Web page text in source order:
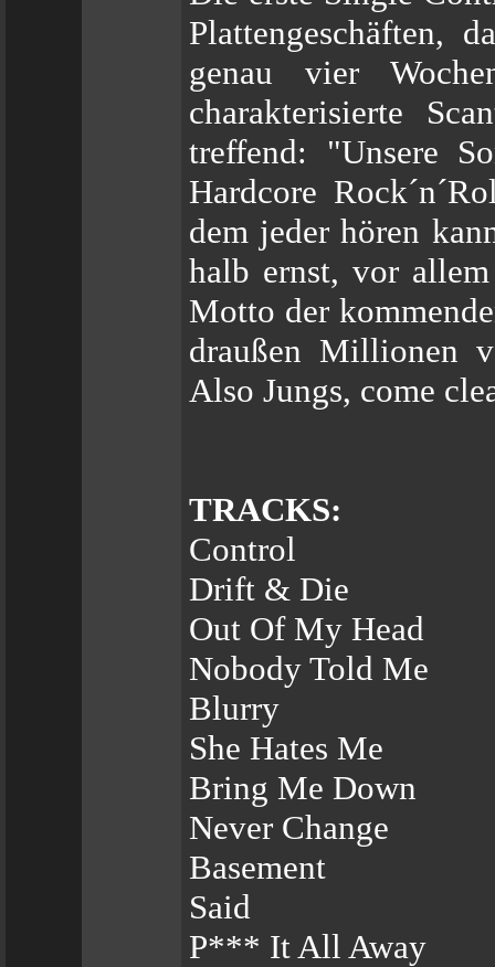
Plattengeschäften,
genau vier
charakterisierte
treffend: "Unsere
Hardcore
dem jeder hören
halb ernst, vor
Motto der
draußen Millionen
Also Jungs, come
TRACKS:
Control
Drift & Die
Out Of My Head
Nobody Told Me
Blurry
She Hates Me
Bring Me Down
Never Change
Basement
Said
P*** It All Away